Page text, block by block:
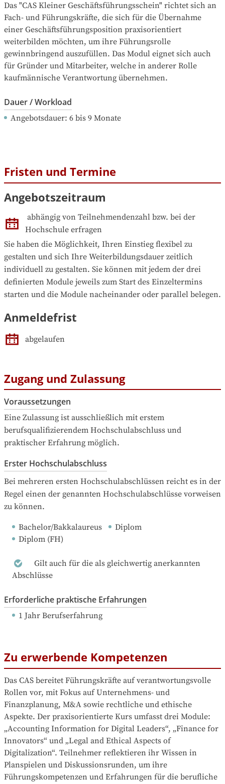
Das "CAS Kleiner Geschäftsführungsschein" richtet sich an
Fach- und Führungskräfte, die sich für die Übernahme
einer Geschäftsführungsposition praxisorientiert
weiterbilden möchten, um ihre Führungsrolle
gewinnbringend auszufüllen. Das Modul eignet sich auch
für Gründer und Mitarbeiter, welche in anderer Rolle
kaufmännische Verantwortung übernehmen.
Dauer / Workload
Angebotsdauer: 6 bis 9 Monate
Fristen und Termine
Angebotszeitraum
abhängig von Teilnehmendenzahl bzw. bei der
Hochschule erfragen
Sie haben die Möglichkeit, Ihren Einstieg flexibel zu
gestalten und sich Ihre Weiterbildungsdauer zeitlich
individuell zu gestalten. Sie können mit jedem der drei
definierten Module jeweils zum Start des Einzeltermins
starten und die Module nacheinander oder parallel belegen.
Anmeldefrist
abgelaufen
Zugang und Zulassung
Voraussetzungen
Eine Zulassung ist ausschließlich mit erstem
berufsqualifizierendem Hochschulabschluss und
praktischer Erfahrung möglich.
Erster Hochschulabschluss
Bei mehreren ersten Hochschulabschlüssen reicht es in der
Regel einen der genannten Hochschulabschlüsse vorweisen
zu können.
Bachelor/Bakkalaureus
Diplom
Diplom (FH)
Gilt auch für die als gleichwertig anerkannten
Abschlüsse
Erforderliche praktische Erfahrungen
1 Jahr Berufserfahrung
Zu erwerbende Kompetenzen
Das CAS bereitet Führungskräfte auf verantwortungsvolle
Rollen vor, mit Fokus auf Unternehmens- und
Finanzplanung, M&A sowie rechtliche und ethische
Aspekte. Der praxisorientierte Kurs umfasst drei Module:
„Accounting Information for Digital Leaders“, „Finance for
Innovators“ und „Legal and Ethical Aspects of
Digitalization“. Teilnehmer reflektieren ihr Wissen in
Planspielen und Diskussionsrunden, um ihre
Führungskompetenzen und Erfahrungen für die berufliche